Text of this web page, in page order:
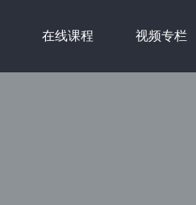
在线课程 视频专栏